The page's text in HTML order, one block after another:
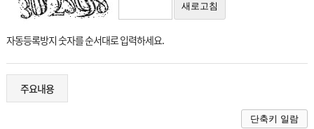
새로고침
자동등록방지 숫자를 순서대로 입력하세요.
주요내용
단축키 일람